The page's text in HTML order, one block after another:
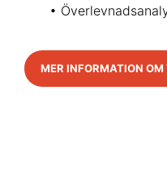
•
MER INFORMATION